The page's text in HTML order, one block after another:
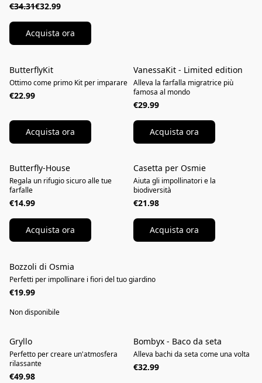
€34.31€32.99
Acquista ora
ButterflyKit
Ottimo come primo Kit per imparare
€22.99
Acquista ora
NOVITÀ
VanessaKit - Limited edition
Alleva la farfalla migratrice più
famosa al mondo
€29.99
Acquista ora
Butterfly-House
Regala un rifugio sicuro alle tue
farfalle
€14.99
Acquista ora
Casetta per Osmie
Aiuta gli impollinatori e la
biodiversità
€21.98
Acquista ora
Bozzoli di Osmia
Perfetti per impollinare i fiori del tuo giardino
€19.99
Non disponibile
Bombyx - Baco da seta
Alleva bachi da seta come una volta
€32.99
Gryllo
Perfetto per creare un'atmosfera
rilassante
€49.98